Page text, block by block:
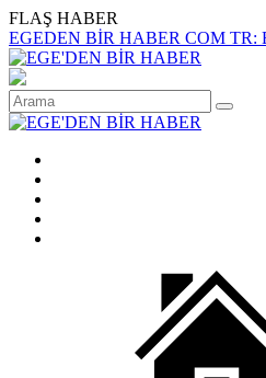
FLAŞ HABER
EGEDEN BİR HABER COM TR: